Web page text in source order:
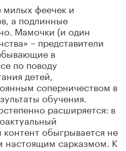
милых феечек и
а подлинные
Мамочки (и один
– представители
в
по поводу
детей,
соперничеством в
обучения.
расширяется: в
обыгрывается не
настоящим сарказмом. К